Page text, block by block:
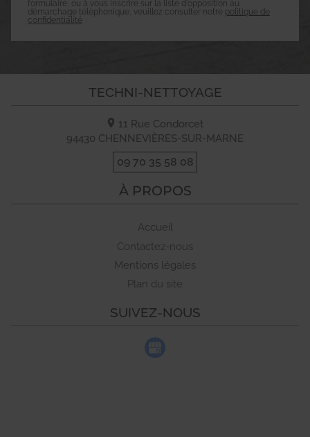
formulaire, ou à vous inscrire sur la liste d'opposition au
démarchage téléphonique, veuillez consulter notre politique de
confidentialité
TECHNI-NETTOYAGE
11 Rue Condorcet
94430 CHENNEVIÈRES-SUR-MARNE
09 70 35 58 08
À PROPOS
Accueil
Contactez-nous
Mentions légales
Plan du site
SUIVEZ-NOUS